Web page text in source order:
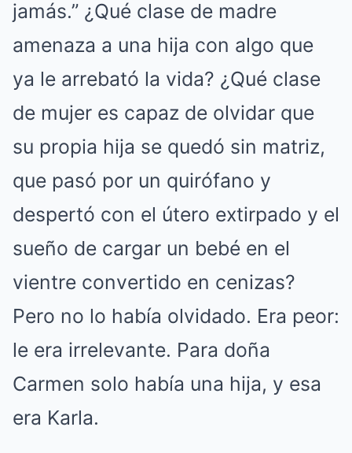
jamás.” ¿Qué clase de madre
amenaza a una hija con algo que
ya le arrebató la vida? ¿Qué clase
de mujer es capaz de olvidar que
su propia hija se quedó sin matriz,
que pasó por un quirófano y
despertó con el útero extirpado y el
sueño de cargar un bebé en el
vientre convertido en cenizas?
Pero no lo había olvidado. Era peor:
le era irrelevante. Para doña
Carmen solo había una hija, y esa
era Karla.